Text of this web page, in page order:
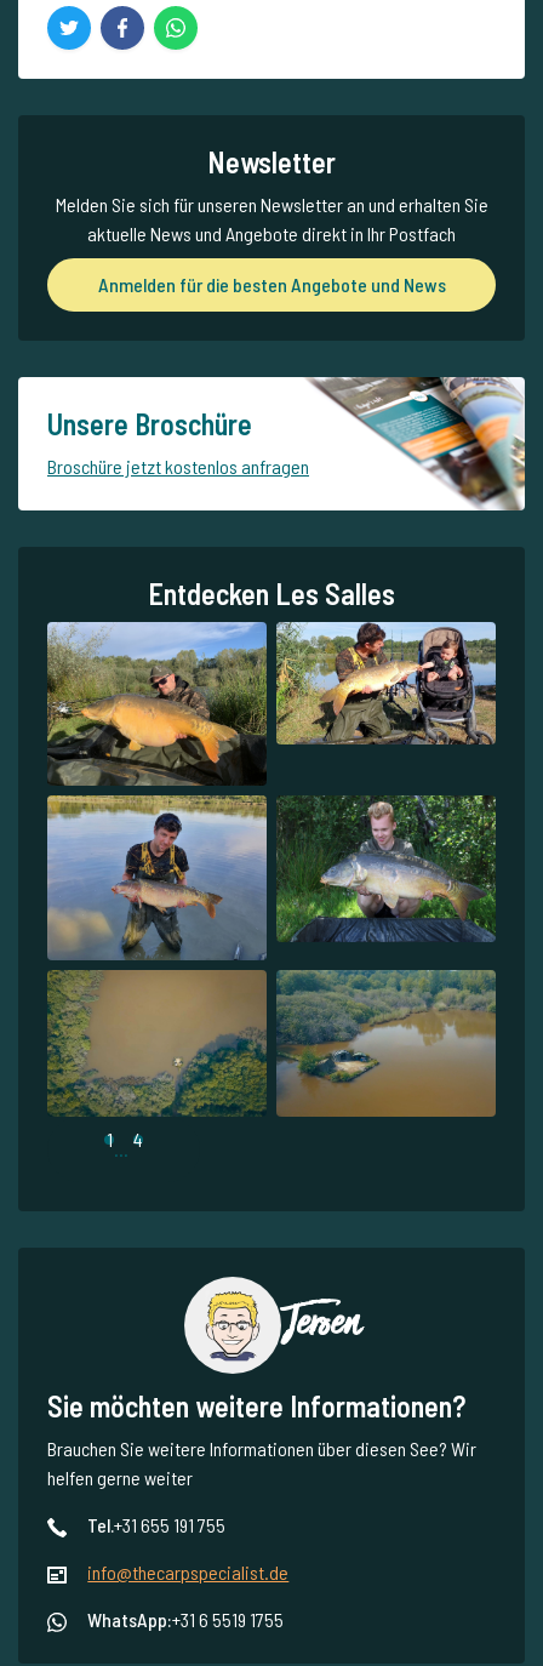
Newsletter
Melden Sie sich für unseren Newsletter an und erhalten Sie
aktuelle News und Angebote direkt in Ihr Postfach
Anmelden für die besten Angebote und News
Unsere Broschüre
Broschüre jetzt kostenlos anfragen
Entdecken Les Salles
1 4
Jeroen
Sie möchten weitere Informationen?
Brauchen Sie weitere Informationen über diesen See? Wir
helfen gerne weiter
Tel.+31 655 191 755
info@thecarpspecialist.de
WhatsApp:+31 6 5519 1755